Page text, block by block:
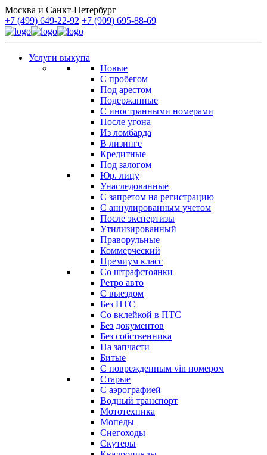
Москва и Санкт-Петербург
+7 (499) 649-22-92 +7 (909) 695-88-69
Услуги выкупа
Новые
С пробегом
Под арестом
Подержанные
С иностранными номерами
После угона
Из ломбарда
В лизинге
Кредитные
Под залогом
Юр. лицу
Унаследованные
С запретом на регистрацию
С аннулированным учетом
После экспертизы
Утилизированный
Праворульные
Коммерческий
Премиум класс
Со штрафстоянки
Ретро авто
С выездом
Без ПТС
Со вклейкой в ПТС
Без документов
Без собственника
На запчасти
Битые
С поврежденным vin номером
Старые
С аэрографией
Водный транспорт
Мототехника
Мопеды
Снегоходы
Скутеры